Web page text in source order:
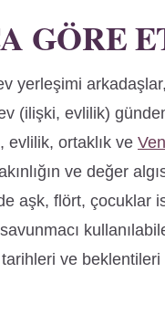
GÖRE
yerleşimi
(ilişki, evlilik)
evlilik, ortaklık ve
ve değer
aşk, flört, çocuklar
ve